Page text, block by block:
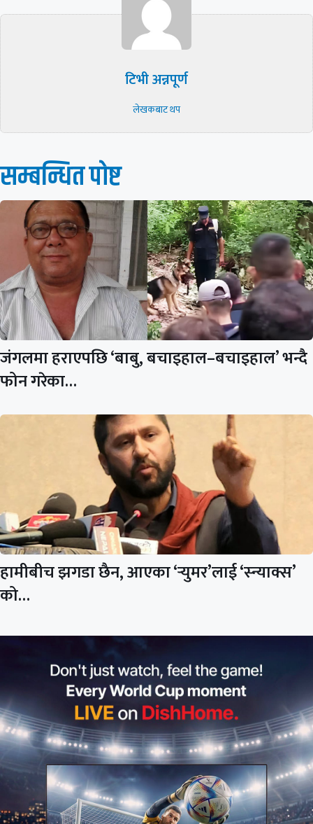
टिभी अन्नपूर्ण
लेखकबाट थप
सम्बन्धित पाेष्ट
जंगलमा हराएपछि ‘बाबु, बचाइहाल–बचाइहाल’ भन्दै
फोन गरेका…
हामीबीच झगडा छैन, आएका ‘र्‍युमर’लाई ‘स्न्याक्स’
को…